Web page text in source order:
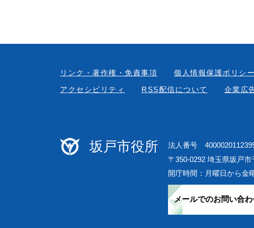
リンク・著作権・免責事項
個人情報保護ポリシー
アクセシビリティ
RSS配信について 企業広
坂戸市役所
法人番号
〒350-0292 埼玉県坂戸市
開庁時間：月曜日から金
メールでのお問い合わ